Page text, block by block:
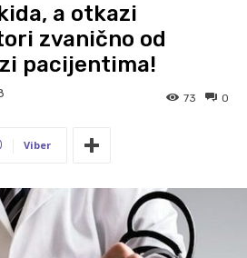
a otkazi
zvanično od
pacijentima!
0
73
Viber